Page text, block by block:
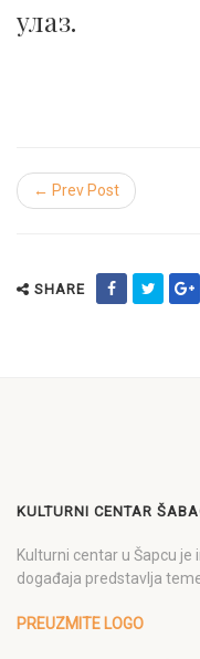
улаз.
← Prev Post
SHARE
KULTURNI CENTAR
Kulturni centar u Šapcu
događaja predstavlja
PREUZMITE LOGO